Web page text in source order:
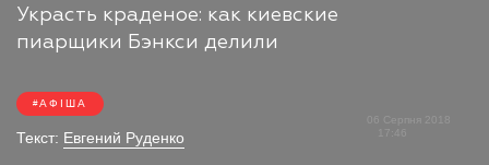
Украсть краденое: как киевские
пиарщики Бэнкси делили
АФІША
Текст: Евгений Руденко
17:46